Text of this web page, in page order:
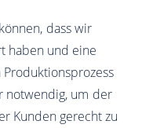
dass wir
haben und eine
notwendig, um der
Kunden gerecht zu